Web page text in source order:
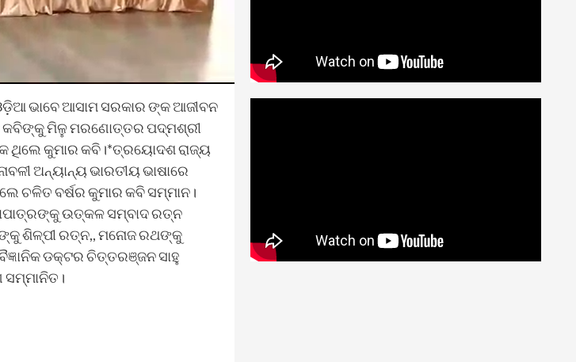
ଭାବେ ଆସାମ ସରକାର ଙ୍କ ଆଜୀବନ
କବିଙ୍କୁ ମିଳୁ ମରଣୋତ୍ତର ପଦ୍ମଶ୍ରୀ
ଥିଲେ କୁମାର କବି।*ତ୍ରୟୋଦଶ ରାଜ୍ୟ
ଅନ୍ୟାନ୍ୟ ଭାରତୀୟ ଭାଷାରେ
ଚଳିତ ବର୍ଷର କୁମାର କବି ସମ୍ମାନ।
ଉତ୍କଳ ସମ୍ବାଦ ରତ୍ନ
ଶିଳ୍ପୀ ରତ୍ନ,, ମନୋଜ ରଥଙ୍କୁ
ଡକ୍ଟର ଚିତ୍ତରଞ୍ଜନ ସାହୁ